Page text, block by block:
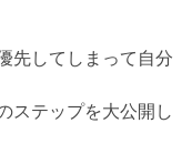
先してしまって自分
ステップを大公開し